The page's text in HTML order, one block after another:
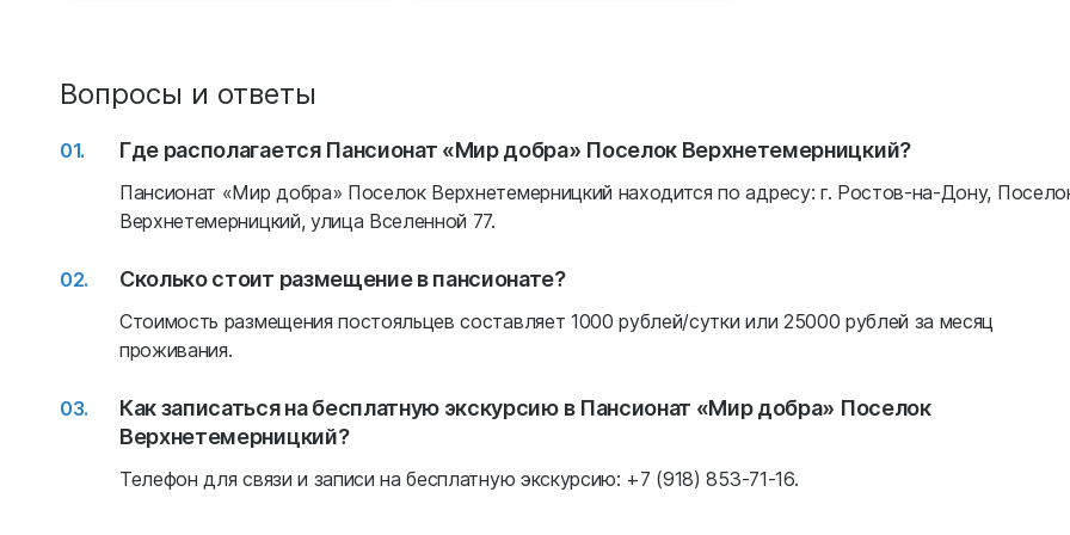
Вопросы и ответы
Где располагается Пансионат «Мир добра» Поселок Верхнетемерницкий?
Пансионат «Мир добра» Поселок Верхнетемерницкий находится по адресу: г. Ростов-на-Дону,
Верхнетемерницкий, улица Вселенной 77.
Сколько стоит размещение в пансионате?
Стоимость размещения постояльцев составляет 1000 рублей/сутки или 25000 рублей за месяц
проживания.
Как записаться на бесплатную экскурсию в Пансионат «Мир добра» Поселок
Верхнетемерницкий?
Телефон для связи и записи на бесплатную экскурсию: +7 (918) 853-71-16.